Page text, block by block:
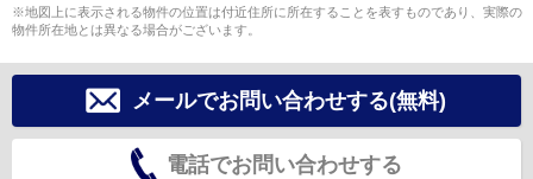
※地図上に表示される物件の位置は付近住所に所在することを表すものであり、実際の
物件所在地とは異なる場合がございます。
メールでお問い合わせする(無料)
電話でお問い合わせする